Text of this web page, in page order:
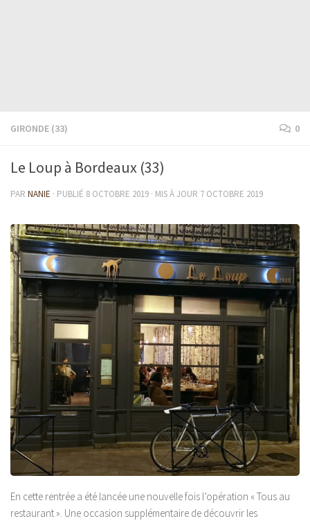
GIRONDE (33) 0
Le Loup à Bordeaux (33)
PAR NANIE · PUBLIÉ 8 OCTOBRE 2019 · MIS À JOUR 7 OCTOBRE 2019
En cette rentrée a été lancée une nouvelle fois l’opération « Tous au
restaurant ». Une occasion supplémentaire de découvrir les